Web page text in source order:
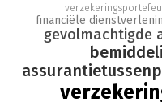
van de rollen van de
distributie en doet dit
op het financieel toezicht)
Wetboek). Aan de orde
'adviseren' en
verzekeraar als direct
gevolmachtigde
financiële